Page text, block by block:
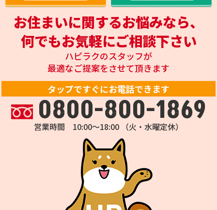
お住まいに関するお悩みなら、
何でもお気軽にご相談下さい
ハピラクのスタッフが
最適なご提案をさせて頂きます
タップですぐにお電話できます
0800-800-1869
営業時間 10:00～18:00 （火・水曜定休）